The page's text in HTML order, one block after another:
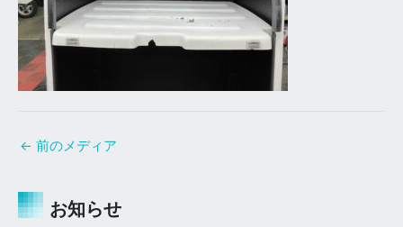
← 前のメディア
お知らせ